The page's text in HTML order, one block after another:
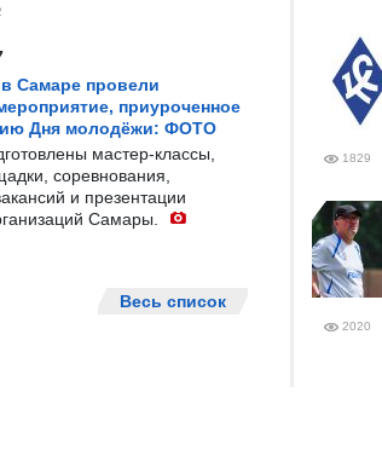
Самаре провели
приуроченное
Дня молодёжи: ФОТО
мастер-классы,
соревнования,
и презентации
Самары.
Весь список
1829
2020